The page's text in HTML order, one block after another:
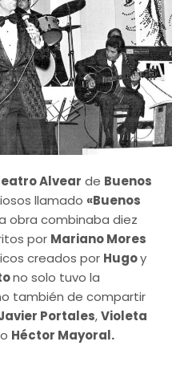
Alvear de Buenos
llamado «Buenos
obra combinaba diez
por Mariano Mores
creados por Hugoy
no solo tuvo la
también de compartir
Portales,Violeta
Héctor Mayoral.